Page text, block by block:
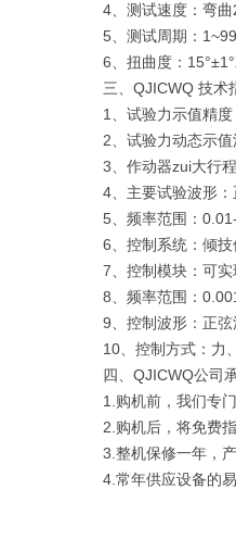
4、测试速度：弯
5、测试周期：
6、扭曲度：
三、QJICWQ 技术
1、试验力示值精
2、试验力动态示
3、作动器zui大行
4、主要试验波形
5、频率范围：
6、控制系统：倾
7、控制模块：可
8、频率范围：
9、控制波形：正
10、控制方式：力
四、QJICWQ公司
1.购机前，我们专
2.购机后，将免费
3.整机保修一年，
4.常年供应设备的